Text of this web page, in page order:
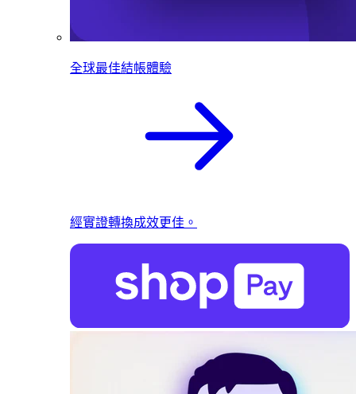
全球最佳結帳體驗
經實證轉換成效更佳。